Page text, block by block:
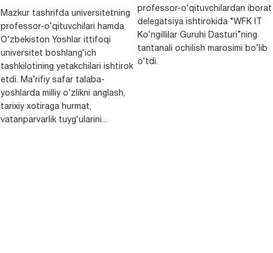
Mazkur tashrifda universitetning
professor-o‘qituvchilari hamda
O‘zbekiston Yoshlar ittifoqi
universitet boshlang‘ich
tashkilotining yetakchilari ishtirok
etdi. Ma’rifiy safar talaba-
yoshlarda milliy o‘zlikni anglash,
tarixiy xotiraga hurmat,
vatanparvarlik tuyg‘ularini...
professor-o‘qituvchilardan iborat
delegatsiya ishtirokida “WFK IT
Ko‘ngillilar Guruhi Dasturi”ning
tantanali ochilish marosimi bo‘lib
o‘tdi.